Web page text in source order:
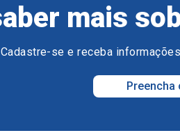
mais
Cadastre-se e receba